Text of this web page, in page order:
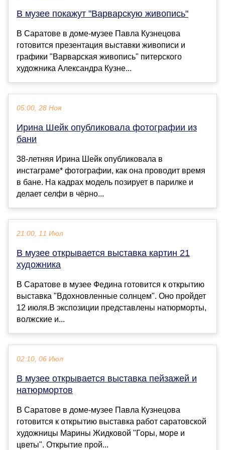
В музее покажут "Варварскую живопись"
В Саратове в доме-музее Павла Кузнецова
готовится презентация выставки живописи и
графики "Варварская живопись" питерского
художника Александра Кузне...
05:00, 28 Ноя
Ирина Шейк опубликовала фотографии из
бани
38-летняя Ирина Шейк опубликовала в
инстаграме* фотографии, как она проводит время
в бане. На кадрах модель позирует в парилке и
делает селфи в чёрно...
21:00, 11 Июл
В музее открывается выставка картин 21
художника
В Саратове в музее Федина готовится к открытию
выставка "Вдохновленные солнцем". Оно пройдет
12 июля.В экспозиции представлены натюрморты,
волжские и...
02:10, 06 Июл
В музее открывается выставка пейзажей и
натюрмортов
В Саратове в доме-музее Павла Кузнецова
готовится к открытию выставка работ саратовской
художницы Марины Жидковой "Горы, море и
цветы". Открытие прой...